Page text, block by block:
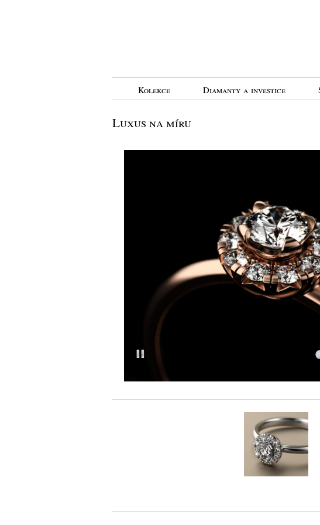
Kolekce Diamanty a investice
Luxus na míru